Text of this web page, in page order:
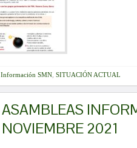
Información SMN SITUACIÓN ACTUAL
ASAMBLEAS
NOVIEMBRE 2021